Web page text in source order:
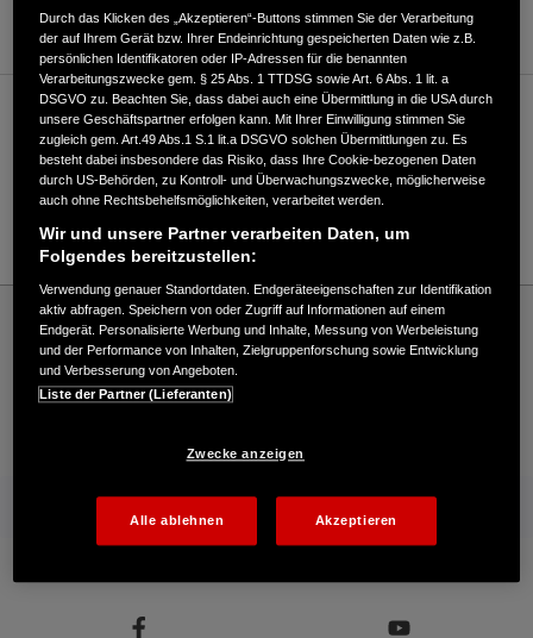
WEBSITE
Verkauf / Kundendienst
03601/46530
E-Mail
Honda
Industrie
Klaus Hartung - Industrie – Honda - HONDA Deutschland Offizielle Website | The
Power of Dreams
Mehr von Honda
Durch das Klicken des „Akzeptieren“-Buttons stimmen Sie der Verarbeitung
der auf Ihrem Gerät bzw. Ihrer Endeinrichtung gespeicherten Daten wie z.B.
persönlichen Identifikatoren oder IP-Adressen für die benannten
Verarbeitungszwecke gem. § 25 Abs. 1 TTDSG sowie Art. 6 Abs. 1 lit. a
DSGVO zu. Beachten Sie, dass dabei auch eine Übermittlung in die USA durch
unsere Geschäftspartner erfolgen kann. Mit Ihrer Einwilligung stimmen Sie
zugleich gem. Art.49 Abs.1 S.1 lit.a DSGVO solchen Übermittlungen zu. Es
besteht dabei insbesondere das Risiko, dass Ihre Cookie-bezogenen Daten
durch US-Behörden, zu Kontroll- und Überwachungszwecke, möglicherweise
auch ohne Rechtsbehelfsmöglichkeiten, verarbeitet werden.
Wir und unsere Partner verarbeiten Daten, um
Folgendes bereitzustellen:
Verwendung genauer Standortdaten. Endgeräteeigenschaften zur Identifikation
aktiv abfragen. Speichern von oder Zugriff auf Informationen auf einem
Endgerät. Personalisierte Werbung und Inhalte, Messung von Werbeleistung
und der Performance von Inhalten, Zielgruppenforschung sowie Entwicklung
und Verbesserung von Angeboten.
Liste der Partner (Lieferanten)
Zwecke anzeigen
Alle ablehnen Akzeptieren